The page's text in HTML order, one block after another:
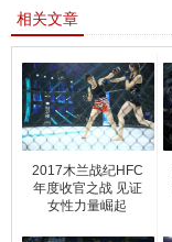
相关文章
2017木兰战纪HFC
年度收官之战 见证
女性力量崛起